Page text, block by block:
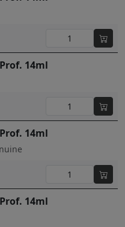
14ml
14ml
14ml